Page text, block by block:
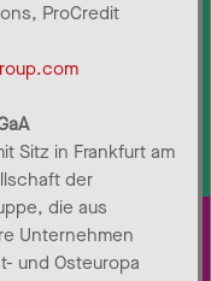
ProCredit
Sitz in Frankfurt am
der
die aus
Unternehmen
und Osteuropa